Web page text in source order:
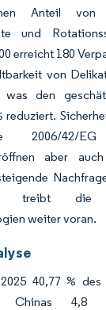
Anteil
und
erreicht 180
von
den
reduziert.
2006/
aber
treibt
weiter voran.
40,77 % des
Chinas 4,8